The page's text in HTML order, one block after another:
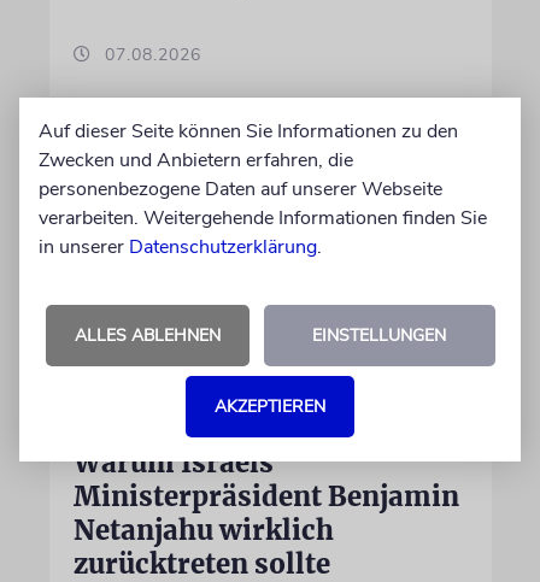
07.08.2026
Nicht wegen des Krieges:
Warum Israels
Ministerpräsident Benjamin
Netanjahu wirklich
zurücktreten sollte
Auf dieser Seite können Sie Informationen zu den
Zwecken und Anbietern erfahren, die
personenbezogene Daten auf unserer Webseite
verarbeiten. Weitergehende Informationen finden Sie
in unserer Datenschutzerklärung.
ALLES ABLEHNEN EINSTELLUNGEN
AKZEPTIEREN